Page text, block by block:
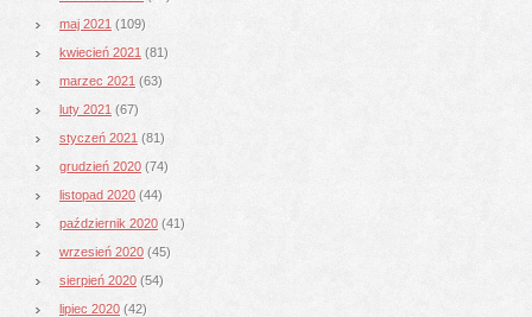
maj 2021 (109)
kwiecień 2021 (81)
marzec 2021 (63)
luty 2021 (67)
styczeń 2021 (81)
grudzień 2020 (74)
listopad 2020 (44)
październik 2020 (41)
wrzesień 2020 (45)
sierpień 2020 (54)
lipiec 2020 (42)